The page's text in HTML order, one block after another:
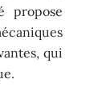
propose
qui